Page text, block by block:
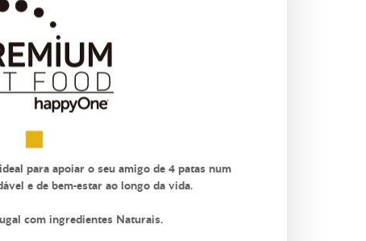
para apoiar o seu amigo de 4 patas num
e de bem-estar ao longo da vida.
com ingredientes Naturais.